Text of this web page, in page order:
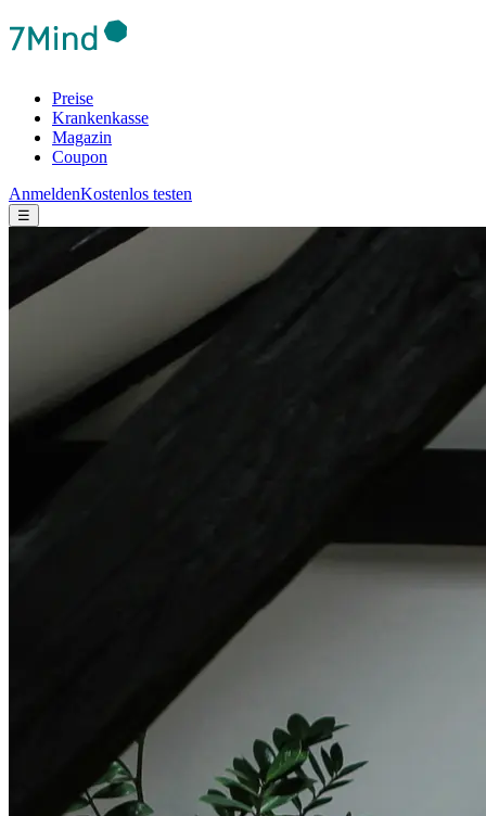
Preise
Krankenkasse
Magazin
Coupon
AnmeldenKostenlos testen
☰